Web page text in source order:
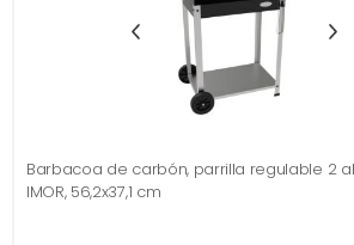
Barbacoa de carbón, parrilla regulable 2
IMOR, 56,2x37,1 cm